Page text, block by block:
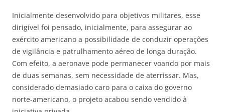
Inicialmente desenvolvido para objetivos militares, esse
dirigível foi pensado, inicialmente, para assegurar ao
exército americano a possibilidade de conduzir operações
de vigilância e patrulhamento aéreo de longa duração.
Com efeito, a aeronave pode permanecer voando por mais
de duas semanas, sem necessidade de aterrissar. Mas,
considerado demasiado caro para o caixa do governo
norte-americano, o projeto acabou sendo vendido à